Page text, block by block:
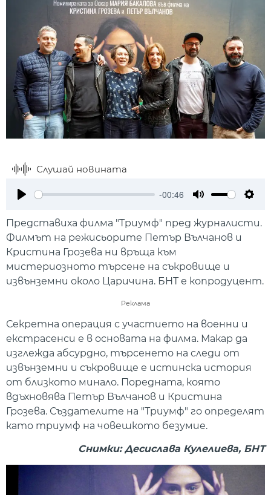
Слушай новината
-00:46
Представиха филма "Триумф" пред журналисти.
Филмът на режисьорите Петър Вълчанов и
Кристина Грозева ни връща към
мистериозното търсене на съкровище и
извънземни около Царичина. БНТ е копродуцент.
Реклама
Секретна операция с участието на военни и
екстрасенси е в основата на филма. Макар да
изглежда абсурдно, търсенето на следи от
извънземни и съкровище е истинска история
от близкото минало. Поредната, която
вдъхновява Петър Вълчанов и Кристина
Грозева. Създателите на "Триумф" го определят
като триумф на човешкото безумие.
Снимки: Десислава Кулелиева, БНТ